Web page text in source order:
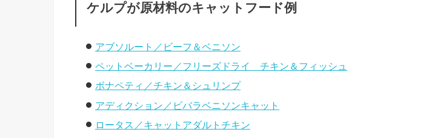
ケルプが原材料のキャットフード例
アブソルート／ビーフ＆ベニソン
ペットベーカリー／フリーズドライ チキン＆フィッシュ
ボナペティ／チキン＆シュリンプ
アディクション／ビバラベニソンキャット
ロータス／キャットアダルトチキン